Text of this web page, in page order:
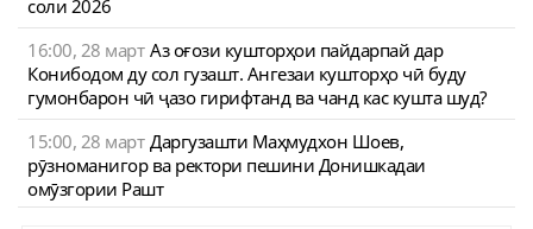
соли 2026
16:00, 28 март Аз оғози кушторҳои пайдарпай дар
Конибодом ду сол гузашт. Ангезаи кушторҳо чӣ буду
гумонбарон чӣ ҷазо гирифтанд ва чанд кас кушта шуд?
15:00, 28 март Даргузашти Маҳмудхон Шоев,
рӯзноманигор ва ректори пешини Донишкадаи
омӯзгории Рашт